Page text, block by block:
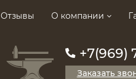
Отзывы О компании
+7(969)
Заказать